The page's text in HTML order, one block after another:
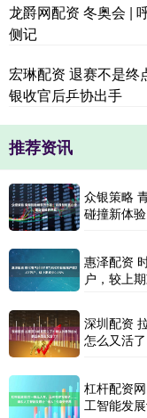
龙爵网配资 冬奥会 |
侧记
宏琳配资 退赛不是终
银收官后乒协出手
推荐资讯
众银策略
碰撞新体验
惠泽配资
户，较上
深圳配资
怎么又活了
杠杆配资
工智能发